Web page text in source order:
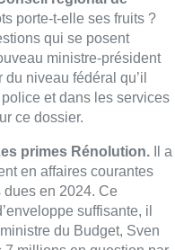
millions en question par
devra ensuite être
Une sorte
a le secret, puisqu’un
pas compétent pour
des trésors
le blocage est
y a désormais à former
communales, on appelle
conscience de la
laquelle se trouve la